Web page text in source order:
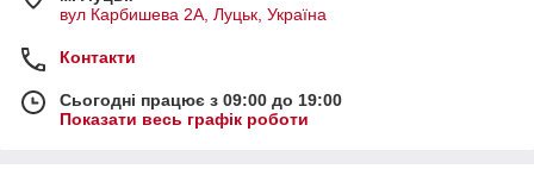
вул Карбишева 2А, Луцьк, Україна
Контакти
Сьогодні працює з 09:00 до 19:00
Показати весь графік роботи